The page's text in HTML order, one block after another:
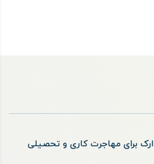
برای مهاجرت کاری و تحصیلی